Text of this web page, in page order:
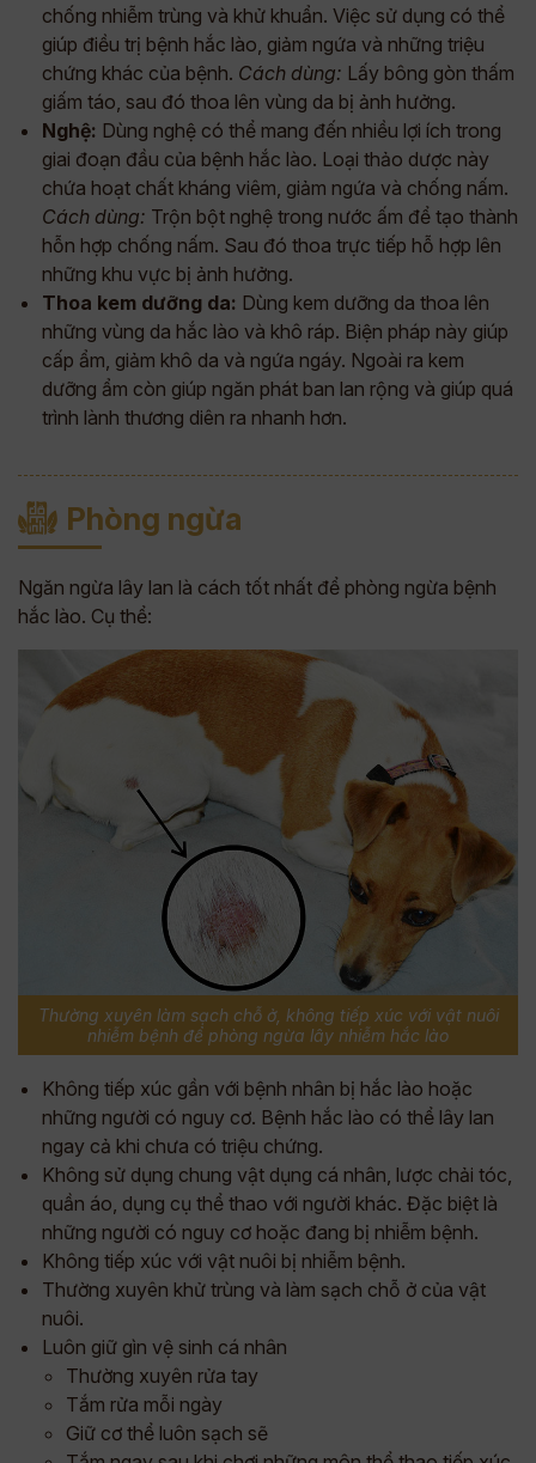
chống nhiễm trùng và khử khuẩn. Việc sử dụng có thể
giúp điều trị bệnh hắc lào, giảm ngứa và những triệu
chứng khác của bệnh. Cách dùng: Lấy bông gòn thấm
giấm táo, sau đó thoa lên vùng da bị ảnh hưởng.
Nghệ: Dùng nghệ có thể mang đến nhiều lợi ích trong
giai đoạn đầu của bệnh hắc lào. Loại thảo dược này
chứa hoạt chất kháng viêm, giảm ngứa và chống nấm.
Cách dùng: Trộn bột nghệ trong nước ấm để tạo thành
hỗn hợp chống nấm. Sau đó thoa trực tiếp hỗ hợp lên
những khu vực bị ảnh hưởng.
Thoa kem dưỡng da: Dùng kem dưỡng da thoa lên
những vùng da hắc lào và khô ráp. Biện pháp này giúp
cấp ẩm, giảm khô da và ngứa ngáy. Ngoài ra kem
dưỡng ẩm còn giúp ngăn phát ban lan rộng và giúp quá
trình lành thương diên ra nhanh hơn.
Phòng ngừa
Ngăn ngừa lây lan là cách tốt nhất để phòng ngừa bệnh
hắc lào. Cụ thể:
Thường xuyên làm sạch chỗ ở, không tiếp xúc với vật nuôi
nhiễm bệnh để phòng ngừa lây nhiễm hắc lào
Không tiếp xúc gần với bệnh nhân bị hắc lào hoặc
những người có nguy cơ. Bệnh hắc lào có thể lây lan
ngay cả khi chưa có triệu chứng.
Không sử dụng chung vật dụng cá nhân, lược chải tóc,
quần áo, dụng cụ thể thao với người khác. Đặc biệt là
những người có nguy cơ hoặc đang bị nhiễm bệnh.
Không tiếp xúc với vật nuôi bị nhiễm bệnh.
Thường xuyên khử trùng và làm sạch chỗ ở của vật
nuôi.
Luôn giữ gìn vệ sinh cá nhân
Thường xuyên rửa tay
Tắm rửa mỗi ngày
Giữ cơ thể luôn sạch sẽ